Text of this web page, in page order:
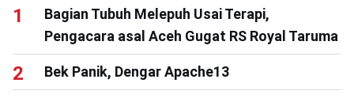
Bagian Tubuh Melepuh Usai Terapi,
Pengacara asal Aceh Gugat RS Royal Taruma
Bek Panik, Dengar Apache13